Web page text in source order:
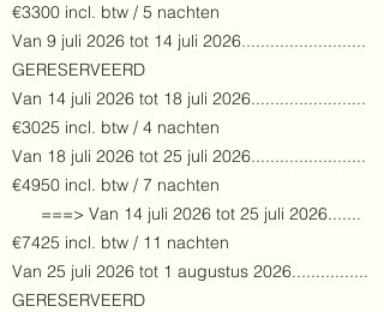
€3300 incl. btw / 5 nachten
Van 9 juli 2026 tot 14 juli 2026..........................
GERESERVEERD
Van 14 juli 2026 tot 18 juli 2026........................
€3025 incl. btw / 4 nachten
Van 18 juli 2026 tot 25 juli 2026........................
€4950 incl. btw / 7 nachten
===> Van 14 juli 2026 tot 25 juli 2026.......
€7425 incl. btw / 11 nachten
Van 25 juli 2026 tot 1 augustus 2026................
GERESERVEERD